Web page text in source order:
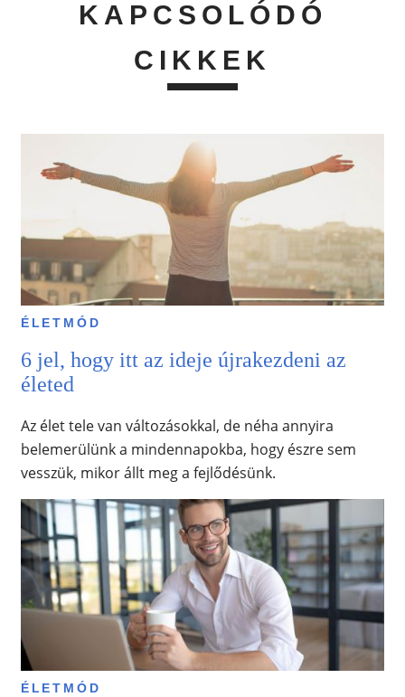
KAPCSOLÓDÓ
CIKKEK
ÉLETMÓD
6 jel, hogy itt az ideje újrakezdeni az
életed
Az élet tele van változásokkal, de néha annyira
belemerülünk a mindennapokba, hogy észre sem
vesszük, mikor állt meg a fejlődésünk.
ÉLETMÓD